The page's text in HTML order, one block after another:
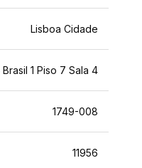
Lisboa Cidade
Brasil 1 Piso 7 Sala 4
1749-008
11956